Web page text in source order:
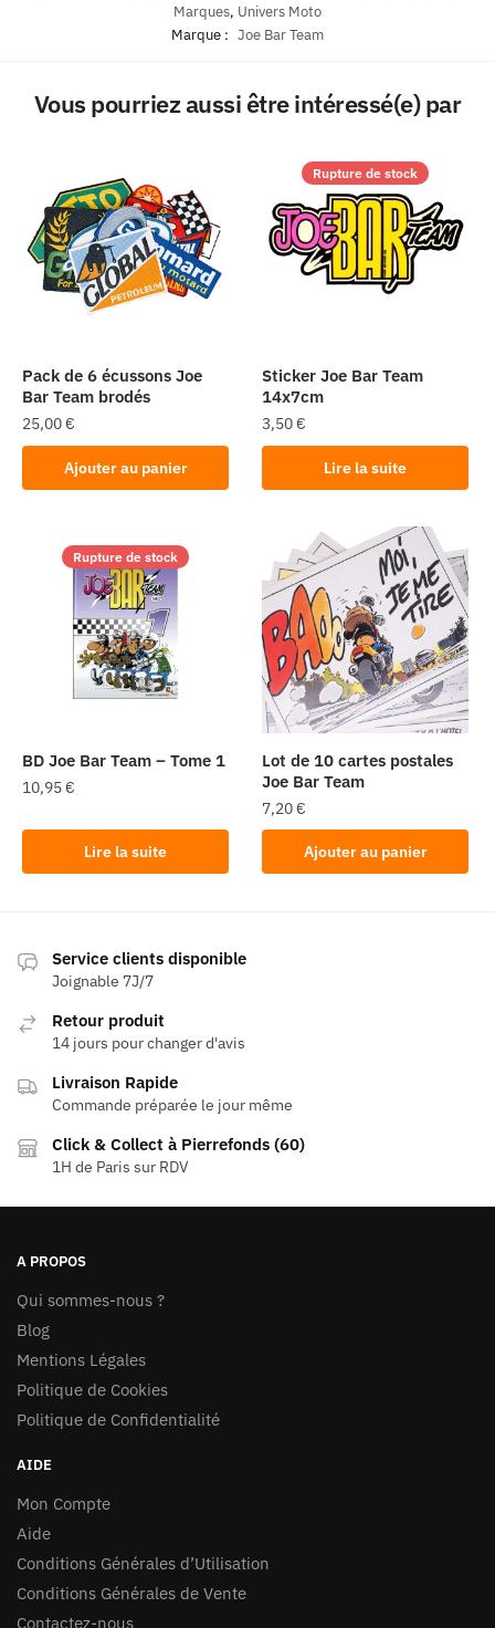
Marques, Univers Moto
Marque : Joe Bar Team
Vous pourriez aussi être intéressé(e) par
Pack de 6 écussons Joe
Bar Team brodés
25,00€
Ajouter au panier
Rupture de stock
Sticker Joe Bar Team
14x7cm
3,50€
Lire la suite
Rupture de stock
BD Joe Bar Team – Tome 1
10,95€
Lire la suite
Lot de 10 cartes postales
Joe Bar Team
7,20€
Ajouter au panier
Service clients disponible
Joignable 7J/7
Retour produit
14 jours pour changer d'avis
Livraison Rapide
Commande préparée le jour même
Click & Collect à Pierrefonds (60)
1H de Paris sur RDV
A PROPOS
Qui sommes-nous ?
Blog
Mentions Légales
Politique de Cookies
Politique de Confidentialité
AIDE
Mon Compte
Aide
Conditions Générales d’Utilisation
Conditions Générales de Vente
Contactez-nous